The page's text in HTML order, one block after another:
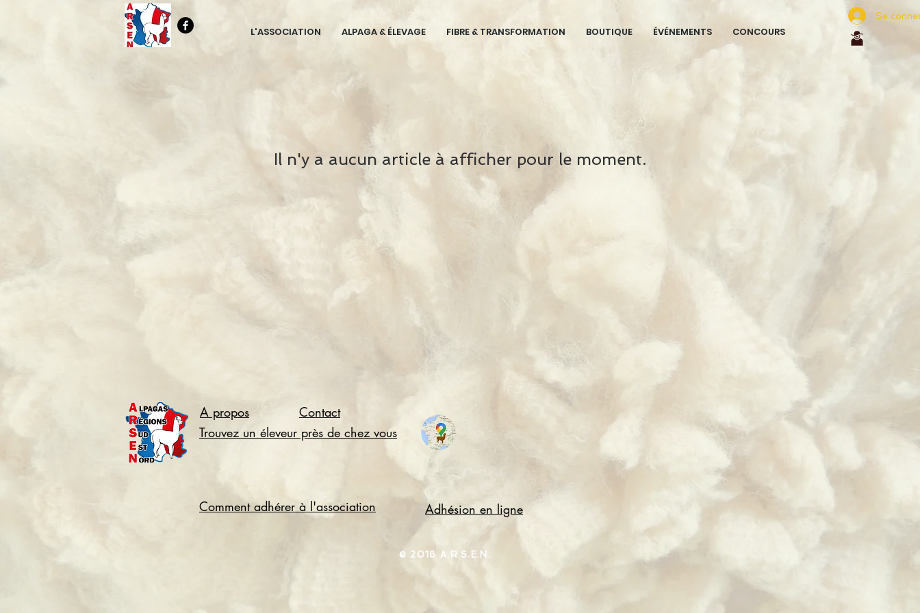
L'ASSOCIATION ALPAGA & ÉLEVAGE FIBRE & TRANSFORMATION BOUTIQUE ÉVÉNEMENTS CONCOURS
Se
Il n'y a aucun article à afficher pour le moment.
A propos
Contact
Trouvez un éleveur près de chez vous
Comment adhérer à l'association Adhésion en ligne
​© 2018 A.R.S.E.N.